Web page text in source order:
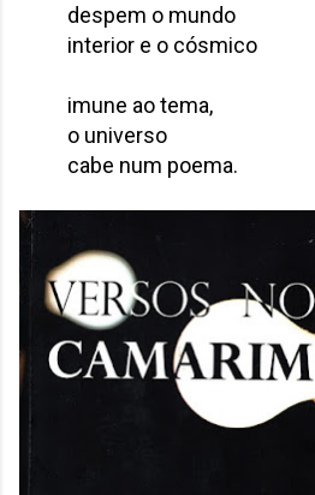
despem o mundo
interior e o cósmico
imune ao tema,
o universo
cabe num poema.